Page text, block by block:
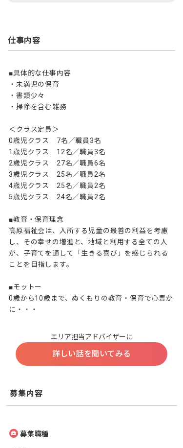
仕事内容
■具体的な仕事内容
・未満児の保育
・書類少々
・掃除を含む雑務
＜クラス定員＞
0歳児クラス　7名／職員3名
1歳児クラス　12名／職員3名
2歳児クラス　27名／職員6名
3歳児クラス　25名／職員2名
4歳児クラス　25名／職員2名
5歳児クラス　24名／職員2名
■教育・保育理念
高原福祉会は、入所する児童の最善の利益を考慮
し、その幸せの増進と、地域と利用する全ての人
が、子育てを通して「生きる喜び」を感じられる
ことを目指します。
■モットー
0歳から10歳まで、ぬくもりの教育・保育で心豊か
に・・・
エリア担当アドバイザーに
詳しい話を聞いてみる
募集内容
募集職種